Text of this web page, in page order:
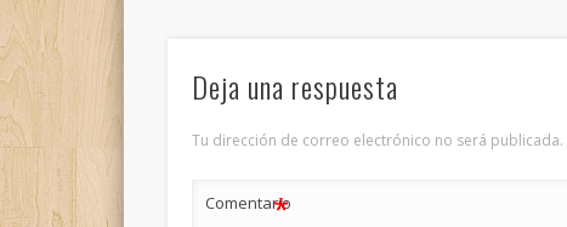
Deja una respuesta
Tu dirección de correo electrónico no será publicada.
Comentario
*